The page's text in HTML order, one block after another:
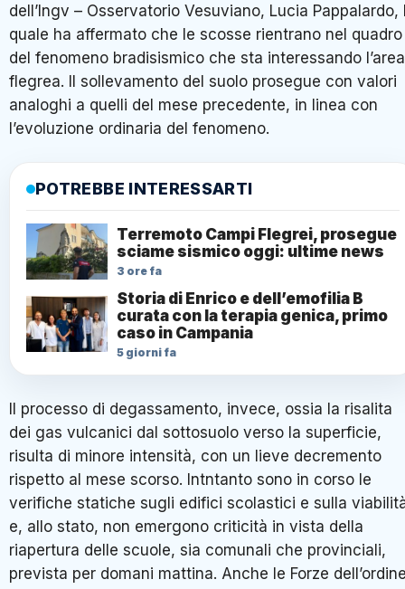
dell’Ingv – Osservatorio Vesuviano, Lucia Pappalardo,
quale ha affermato che le scosse rientrano nel quadro
del fenomeno bradisismico che sta interessando l’area
flegrea. Il sollevamento del suolo prosegue con valori
analoghi a quelli del mese precedente, in linea con
l’evoluzione ordinaria del fenomeno.
POTREBBE INTERESSARTI
Terremoto Campi Flegrei, prosegue
sciame sismico oggi: ultime news
3 ore fa
Storia di Enrico e dell’emofilia B
curata con la terapia genica, primo
caso in Campania
5 giorni fa
Il processo di degassamento, invece, ossia la risalita
dei gas vulcanici dal sottosuolo verso la superficie,
risulta di minore intensità, con un lieve decremento
rispetto al mese scorso. Intntanto sono in corso le
verifiche statiche sugli edifici scolastici e sulla
e, allo stato, non emergono criticità in vista della
riapertura delle scuole, sia comunali che provinciali,
prevista per domani mattina. Anche le Forze